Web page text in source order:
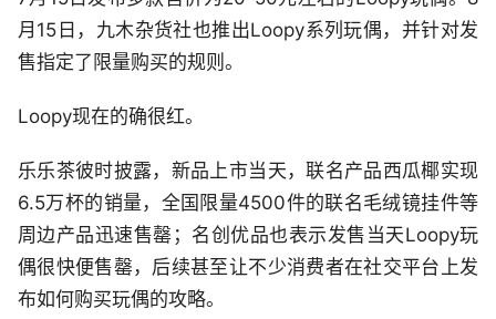
月15日，九木杂货社也推出Loopy系列玩偶，并针对发
售指定了限量购买的规则。
Loopy现在的确很红。
乐乐茶彼时披露，新品上市当天，联名产品西瓜椰实现
6.5万杯的销量，全国限量4500件的联名毛绒镜挂件等
周边产品迅速售罄；名创优品也表示发售当天Loopy玩
偶很快便售罄，后续甚至让不少消费者在社交平台上发
布如何购买玩偶的攻略。